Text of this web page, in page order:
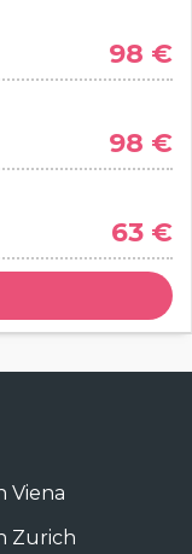
98 €
98 €
63 €
Viena
Zurich